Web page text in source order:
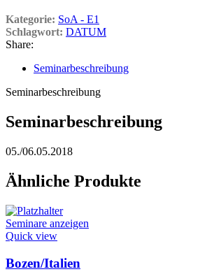
Kategorie: SoA - E1
Schlagwort: DATUM
Share:
Seminarbeschreibung
Seminarbeschreibung
Seminarbeschreibung
05./06.05.2018
Ähnliche Produkte
Seminare anzeigen
Quick view
Bozen/Italien